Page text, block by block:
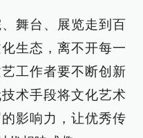
舞台、展览走到百
生态，离不开每一
工作者要不断创新
术手段将文化艺术
影响力，让优秀传